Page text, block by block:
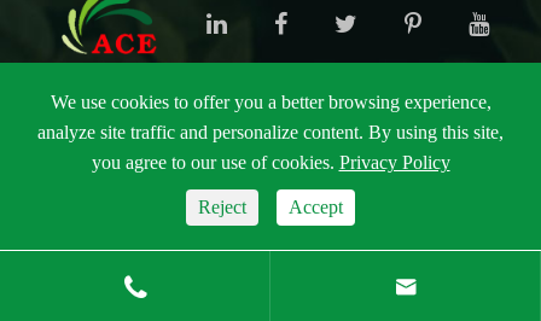
著作権 © ACE Biotechnology Co., Ltd.すべての権利
プライバシーポリシー
 
We use cookies to offer you a better browsing experience,
analyze site traffic and personalize content. By using this site,
you agree to our use of cookies. Privacy Policy
Reject Accept